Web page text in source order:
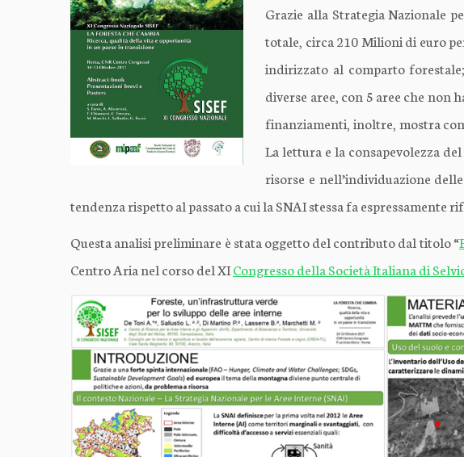
Grazie alla Strategia Nazionale
totale, circa 210 Milioni di euro
indirizzato al comparto
diverse aree, con 5 aree che non
finanziamenti, inoltre, mostra
La lettura e la consapevolezza
risorse e nell’individuazione
tendenza rispetto al passato a cui la SNAI stessa fa espressamente
Questa analisi preliminare è stata oggetto del contributo dal titolo “
Centro Aria nel corso del XICongresso della Società Italiana di